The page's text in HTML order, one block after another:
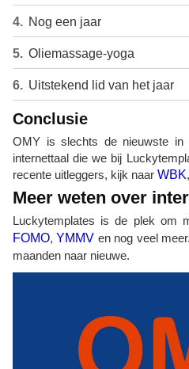
Nog een jaar
Oliemassage-yoga
Uitstekend lid van het jaar
Conclusie
OMY is slechts de nieuwste in
internettaal die we bij
recente uitleggers, kijk naar WBK,
Meer weten over
Luckytemplates is de plek om
FOMO,YMMV en nog veel
maanden naar nieuwe.